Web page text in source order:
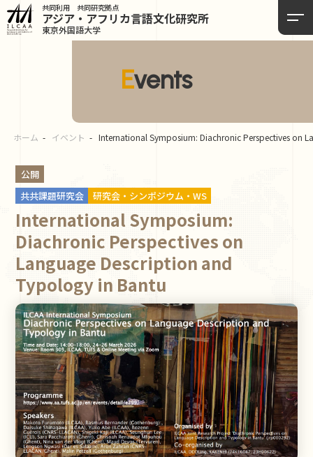
共同利用 共同研究拠点
アジア・アフリカ言語文化研究所
東京外国語大学
Events
ホーム イベント International Symposium: Diachronic Perspectives on
公開
共共課題研究会
研究会・シンポジウム・WS
International Symposium:
Diachronic Perspectives on
Language Description and
Typology in Bantu